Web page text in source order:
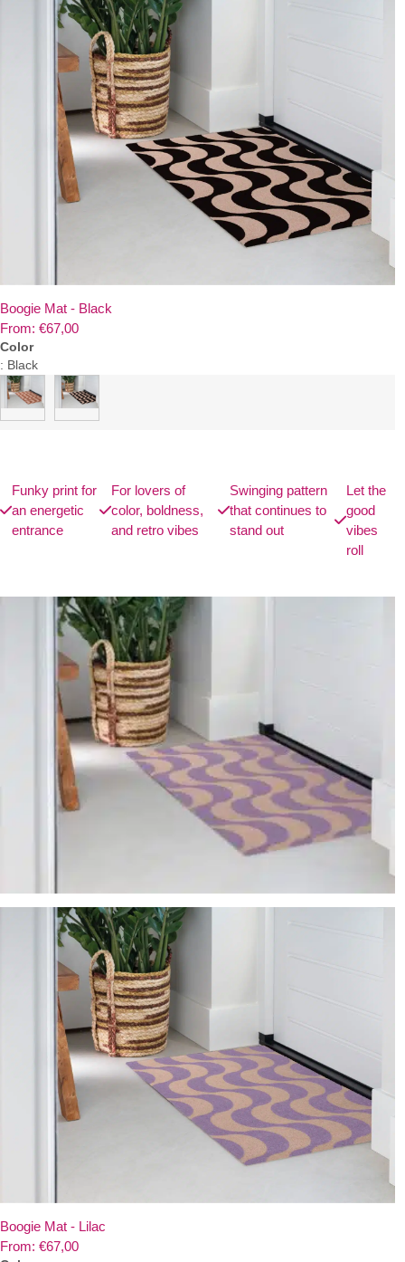
Boogie Mat - Black
From: €67,00
Color
: Black
Funky print for
an energetic
entrance
For lovers of
color, boldness,
and retro vibes
Swinging pattern
that continues to
stand out
Let the
good
vibes
roll
Boogie Mat - Lilac
From: €67,00